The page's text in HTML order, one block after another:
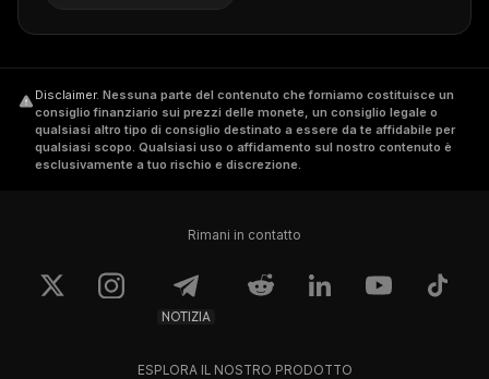
Disclaimer. Nessuna parte del contenuto che forniamo costituisce un
consiglio finanziario sui prezzi delle monete, un consiglio legale o
qualsiasi altro tipo di consiglio destinato a essere da te affidabile per
qualsiasi scopo. Qualsiasi uso o affidamento sul nostro contenuto è
esclusivamente a tuo rischio e discrezione.
Rimani in contatto
NOTIZIA
ESPLORA IL NOSTRO PRODOTTO